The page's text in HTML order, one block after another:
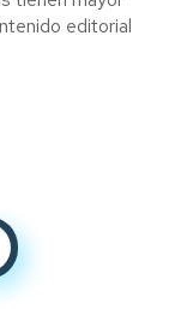
editorial